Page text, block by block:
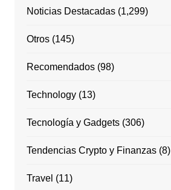
Noticias Destacadas(1,299)
Otros(145)
Recomendados(98)
Technology(13)
Tecnología y Gadgets(306)
Tendencias Crypto y Finanzas(8)
Travel (11)